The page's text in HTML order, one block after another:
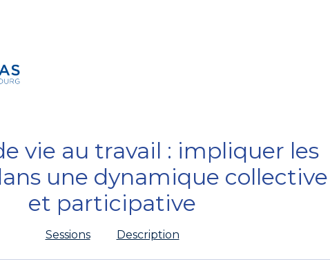
vie au travail : impliquer les
une dynamique collective
et participative
Sessions Description